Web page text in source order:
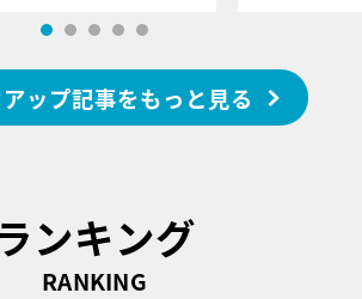
ップ記事をもっと見る
ンキング
RANKING